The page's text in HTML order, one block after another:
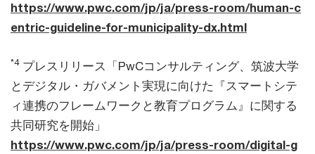
https://www.pwc.com/jp/ja/press-room/human-c
entric-guideline-for-municipality-dx.html
*4プレスリリース「PwCコンサルティング、筑波大学
とデジタル・ガバメント実現に向けた『スマートシテ
ィ連携のフレームワークと教育プログラム』に関する
共同研究を開始」
https://www.pwc.com/jp/ja/press-room/digital-g